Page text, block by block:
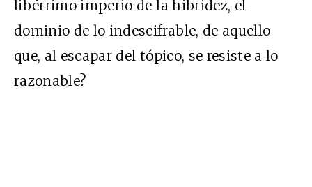
libérrimo imperio de la hibridez, el
dominio de lo indescifrable, de aquello
que, al escapar del tópico, se resiste a lo
razonable?